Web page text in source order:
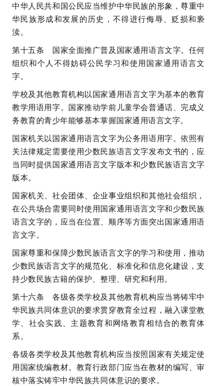
中华人民共和国公民应当维护中华民族的形象，尊重中
华民族形成和发展的历史，不得进行侮辱、贬损和亵
渎。
第十五条 国家全面推广普及国家通用语言文字。任何
组织和个人不得妨碍公民学习和使用国家通用语言文
字。
学校及其他教育机构以国家通用语言文字为基本的教育
教学用语用字。国家推动学前儿童学会普通话、完成义
务教育的青少年能够基本掌握国家通用语言文字。
国家机关以国家通用语言文字为公务用语用字。依照有
关法律规定需要使用少数民族语言文字发布文书的，应
当同时提供国家通用语言文字版本和少数民族语言文字
版本。
国家机关、社会团体、企业事业组织和其他社会组织，
在公共场合需要同时使用国家通用语言文字和少数民族
语言文字的，应当在位置、顺序等方面突出国家通用语
言文字。
国家尊重和保障少数民族语言文字的学习和使用，推动
少数民族语言文字的规范化、标准化和信息化建设，支
持少数民族古籍的保护、整理、研究和利用。
第十六条 各级各类学校及其他教育机构应当将铸牢中
华民族共同体意识的要求贯穿教育全过程，融入课堂教
学、社会实践、主题教育和网络教育相结合的教育体
系。
各级各类学校及其他教育机构应当按照国家有关规定使
用国家统编教材。教育行政部门应当在教材的编写、审
核中落实铸牢中华民族共同体意识的要求。